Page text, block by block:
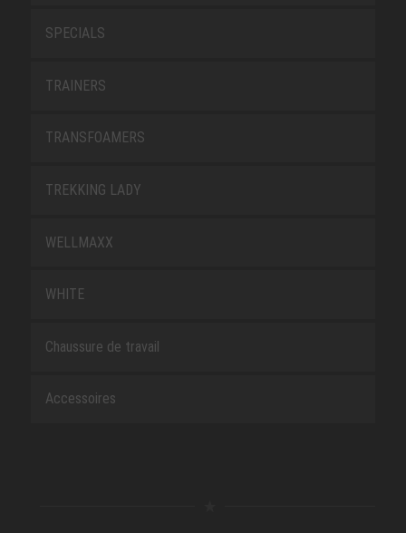
SPECIALS
TRAINERS
TRANSFOAMERS
TREKKING LADY
WELLMAXX
WHITE
Chaussure de travail
Accessoires